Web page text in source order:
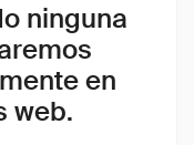
ninguna
en
web.